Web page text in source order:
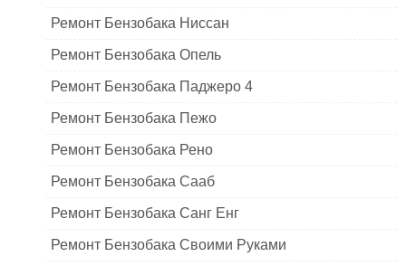
Ремонт Бензобака Ниссан
Ремонт Бензобака Опель
Ремонт Бензобака Паджеро 4
Ремонт Бензобака Пежо
Ремонт Бензобака Рено
Ремонт Бензобака Сааб
Ремонт Бензобака Санг Енг
Ремонт Бензобака Своими Руками